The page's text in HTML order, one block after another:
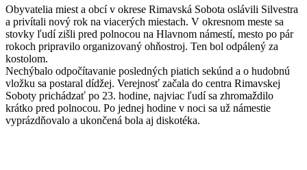
Obyvatelia miest a obcí v okrese Rimavská Sobota oslávili Silvestra
a privítali nový rok na viacerých miestach. V okresnom meste sa
stovky ľudí zišli pred polnocou na Hlavnom námestí, mesto po pár
rokoch pripravilo organizovaný ohňostroj. Ten bol odpálený za
kostolom.
Nechýbalo odpočítavanie posledných piatich sekúnd a o hudobnú
vložku sa postaral dídžej. Verejnosť začala do centra Rimavskej
Soboty prichádzať po 23. hodine, najviac ľudí sa zhromaždilo
krátko pred polnocou. Po jednej hodine v noci sa už námestie
vyprázdňovalo a ukončená bola aj diskotéka.